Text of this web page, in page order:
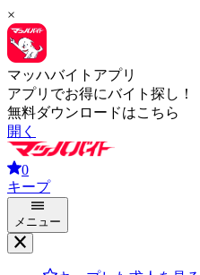
×
マッハバイトアプリ
アプリでお得にバイト探し！
無料ダウンロードはこちら
開く
0
キープ
メニュー